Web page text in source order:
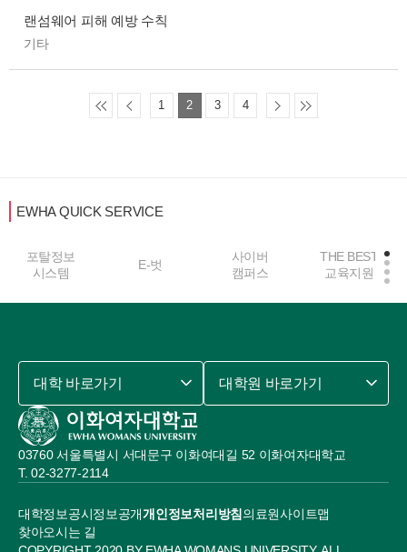
랜섬웨어 피해 예방 수칙
기타
1 2 3 4
EWHA QUICK SERVICE
포탈정보
시스템
E-벗
사이버
캠퍼스
THE BEST
교육지원
대학정보공시정보공개개인정보처리방침의료원사이트맵
찾아오시는 길
03760 서울특별시 서대문구 이화여대길 52 이화여자대학교
02-3277-2114
대학 바로가기 대학원 바로가기